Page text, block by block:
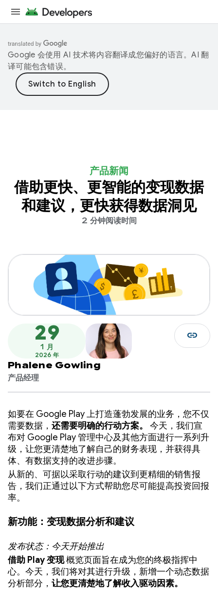
Google 会使用 AI 技术将内容翻译成您偏好的语言。AI 翻
译可能包含错误。
产品新闻
借助更快、更智能的变现数据
和建议，更快获得数据洞见
2 分钟阅读时间
29
1 月
2026 年
Phalene Gowling
产品经理
link
如要在 Google Play 上打造蓬勃发展的业务，您不仅
需要数据， 还需要明确的行动方案。 今天，我们宣
布对 Google Play 管理中心及其他方面进行一系列升
级，让您更清楚地了解自己的财务表现，并获得具
体、有数据支持的改进步骤。
从新的、可据以采取行动的建议到更精细的销售报
告，我们正通过以下方式帮助您尽可能提高投资回报
率。
新功能：变现数据分析和建议
发布状态：今天开始推出
借助 Play 变现概览页面旨在成为您的终极指挥中
心。今天，我们将对其进行升级，新增一个动态数据
分析部分， 让您更清楚地了解收入驱动因素。